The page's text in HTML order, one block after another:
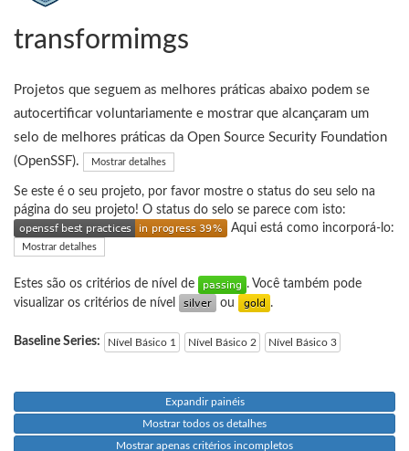
transformimgs
Projetos que seguem as melhores práticas abaixo podem se
autocertificar voluntariamente e mostrar que alcançaram um
selo de melhores práticas da Open Source Security Foundation
(OpenSSF).
Mostrar detalhes
Se este é o seu projeto, por favor mostre o status do seu selo na
página do seu projeto! O status do selo se parece com isto:
Aqui está como incorporá-lo:
Mostrar detalhes
Estes são os critérios de nível de
. Você também pode
visualizar os critérios de nível
ou .
Baseline Series: Nível Básico 1 Nível Básico 2 Nível Básico 3
Expandir painéis
Mostrar todos os detalhes
Mostrar apenas critérios incompletos